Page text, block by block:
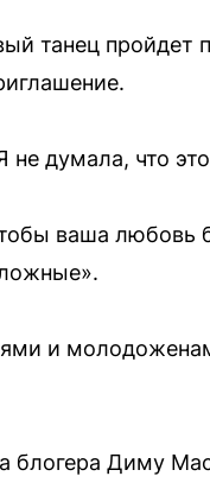
танец
не думала, что
ваша любовь
и
Диму